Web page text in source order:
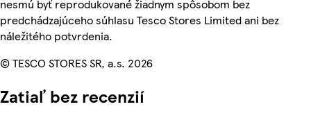
nesmú byť reprodukované žiadnym spôsobom bez
predchádzajúceho súhlasu Tesco Stores Limited ani bez
náležitého potvrdenia.
© TESCO STORES SR, a.s. 2026
Zatiaľ bez recenzií